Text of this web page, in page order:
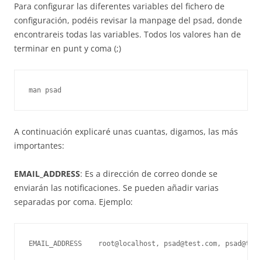
Para configurar las diferentes variables del fichero de
configuración, podéis revisar la manpage del psad, donde
encontrareis todas las variables. Todos los valores han de
terminar en punt y coma (;)
man psad
A continuación explicaré unas cuantas, digamos, las más
importantes:
EMAIL_ADDRESS: Es a dirección de correo donde se
enviarán las notificaciones. Se pueden añadir varias
separadas por coma. Ejemplo:
EMAIL_ADDRESS    root@localhost, psad@test.com,